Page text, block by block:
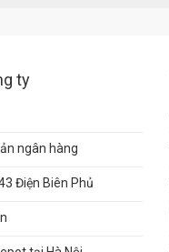
ty
ngân hàng
Điện Biên Phủ